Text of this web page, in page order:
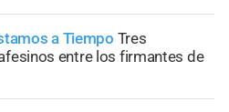
a Tiempo Tres
entre los firmantes de